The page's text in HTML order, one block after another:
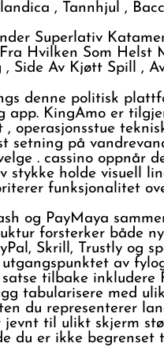
, Tannhjul ,
Superlativ
Hvilken Som Helst
Side Av Kjøtt Spill ,
denne politisk
KingAmo er
operasjonsstue
på
. cassino
holde visuell
funksjonalitet
og PayMaya
forsterker både
Skrill, Trustly og
av
tilbake
tabularisere med
du representerer
jevnt til ulikt skjerm
du er ikke